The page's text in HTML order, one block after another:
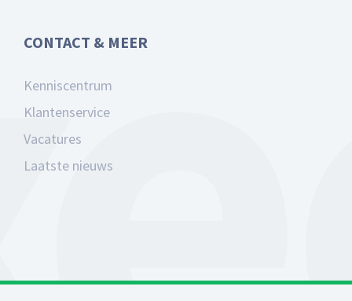
CONTACT & MEER
Kenniscentrum
Klantenservice
Vacatures
Laatste nieuws